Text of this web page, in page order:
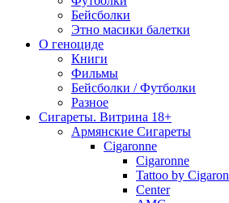
Бейсболки
Этно масики балетки
О геноциде
Книги
Фильмы
Бейсболки / Футболки
Разное
Сигареты. Витрина 18+
Армянские Сигареты
Cigaronne
Cigaronne
Tattoo by
Center